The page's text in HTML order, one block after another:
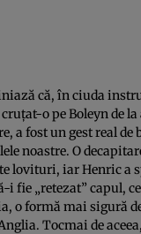
că, în ciuda
o pe Boleyn de
a fost un gest real de
noastre. O
lovituri, iar Henric a
i fie „retezat” capul,
o formă mai sigură
Tocmai de